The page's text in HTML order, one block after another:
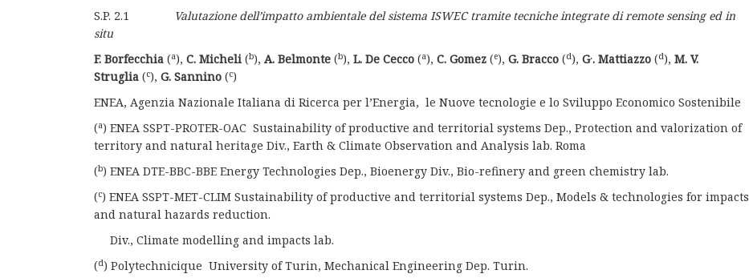
S.P. 2.1
Valutazione dell’impatto ambientale del sistema ISWEC ­tramite tecniche integrate di remote sensing ed in
situ
F. Borfecchia (a), C. Micheli (b), A. Belmonte (b), L. De Cecco (a), C. Gomez (e), G. Bracco (d), G.. Mattiazzo (d), M. V.
Struglia (c), G. Sannino (c)
ENEA, Agenzia Nazionale Italiana di Ricerca per l’Energia, le Nuove tecnologie e lo Sviluppo Economico Sostenibile
(a) ENEA SSPT-PROTER-OAC Sustainability of productive and territorial systems Dep., Protection and valorization of
territory and natural heritage Div., Earth & Climate Observation and Analysis lab. Roma
(b) ENEA DTE-BBC-BBE Energy Technologies Dep., Bioenergy Div., Bio-refinery and green chemistry lab.
(c) ENEA SSPT-MET-CLIM Sustainability of productive and ­territorial systems Dep., Models & technologies for impacts
and natural hazards reduction.
Div., Climate modelling and impacts lab.
(d) Polytechnicique University of Turin, Mechanical Engineering Dep. Turin.